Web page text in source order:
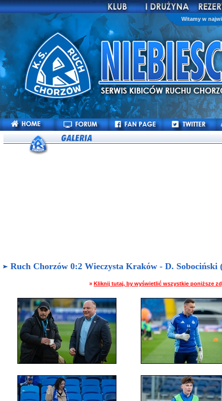
Witamy w
Ruch Chorzów 0:2 Wieczysta Kraków - D. Sobociński
» Kliknij tutaj, by wyświetlić wszystkie poniższe